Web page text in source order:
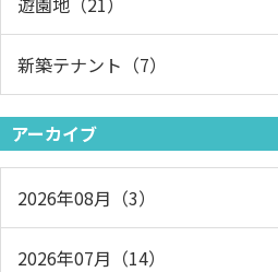
新築テナント（7）
アーカイブ
2026年08月（3）
2026年07月（14）